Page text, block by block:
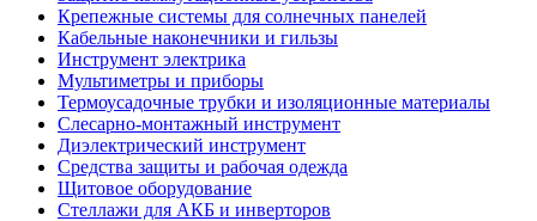
Крепежные системы для солнечных панелей
Кабельные наконечники и гильзы
Инструмент электрика
Мультиметры и приборы
Термоусадочные трубки и изоляционные материалы
Слесарно-монтажный инструмент
Диэлектрический инструмент
Средства защиты и рабочая одежда
Щитовое оборудование
Стеллажи для АКБ и инверторов